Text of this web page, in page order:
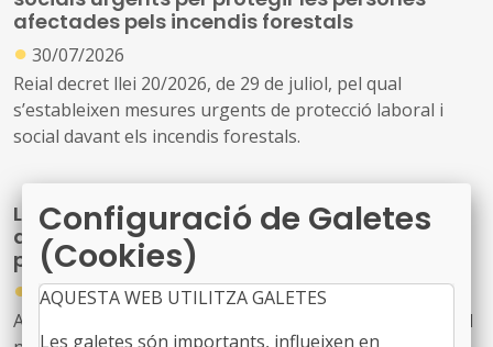
afectades pels incendis forestals
● 30/07/2026
Reial decret llei 20/2026, de 29 de juliol, pel qual
s’estableixen mesures urgents de protecció laboral i
social davant els incendis forestals.
La Generalitat actualitza el model de relació
amb L'Energètica per reforçar els serveis
públics d'energia
●
30/07/2026
Acord GOV/198/2026, de 28 de juliol, pel qual s'aprova el
Configuració de Galetes
(Cookies)
AQUESTA WEB UTILITZA GALETES
Les galetes són importants, influeixen en